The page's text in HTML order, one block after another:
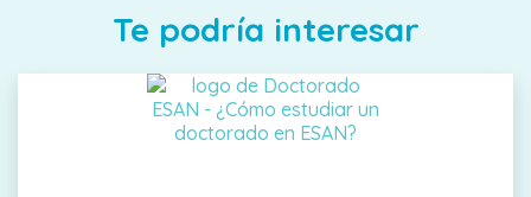
Te podría interesar